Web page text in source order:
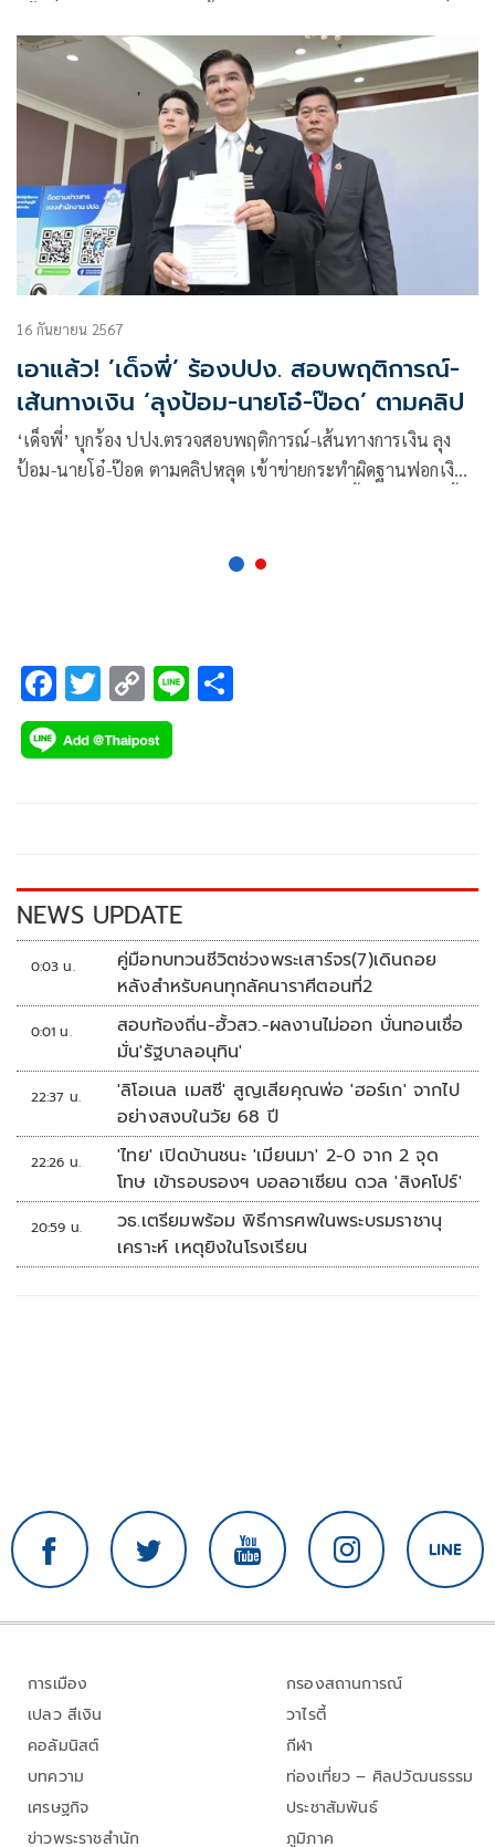
เบื้องต้น
16 กันยายน 2567
เอาแล้ว! ’เด็จพี่’ ร้องปปง. สอบพฤติการณ์-
เส้นทางเงิน ‘ลุงป้อม-นายโอ๋-ป๊อด’ ตามคลิป
‘เด็จพี่’ บุกร้อง ปปง.ตรวจสอบพฤติการณ์-เส้นทางการเงิน ลุง
ป้อม-นายโอ๋-ป๊อด ตามคลิปหลุด เข้าข่ายกระทำผิดฐานฟอกเงิน
F
ac
e
k
T
wi
tt
C
o
p
k
Li
NEWS UPDATE
0:03 น.
คู่มือทบทวนชีวิตช่วงพระเสาร์จร(7)เดินถอย
หลังสำหรับคนทุกลัคนาราศีตอนที่2
0:01 น.
สอบท้องถิ่น-ฮั้วสว.-ผลงานไม่ออก บั่นทอนเชื่อ
มั่น'รัฐบาลอนุทิน'
22:37 น.
'ลิโอเนล เมสซี' สูญเสียคุณพ่อ 'ฮอร์เก' จากไป
อย่างสงบในวัย 68 ปี
22:26 น.
'ไทย' เปิดบ้านชนะ 'เมียนมา' 2-0 จาก 2 จุด
โทษ เข้ารอบรองฯ บอลอาเซียน ดวล 'สิงคโปร์'
20:59 น.
วธ.เตรียมพร้อม พิธีการศพในพระบรมราชานุ
เคราะห์ เหตุยิงในโรงเรียน
การเมือง
เปลว สีเงิน
คอลัมนิสต์
บทความ
เศรษฐกิจ
ข่าวพระราชสำนัก
กรองสถานการณ์
วาไรตี้
กีฬา
ท่องเที่ยว – ศิลปวัฒนธรรม
ประชาสัมพันธ์
ภูมิภาค